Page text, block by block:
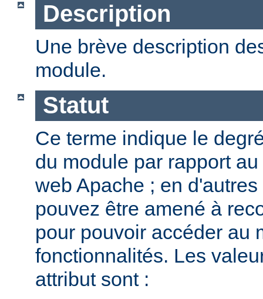
Description
Une brève description
module.
Statut
Ce terme indique le
du module par rapport
web Apache ; en
pouvez être amené à
pour pouvoir accéder au
fonctionnalités. Les
attribut sont :